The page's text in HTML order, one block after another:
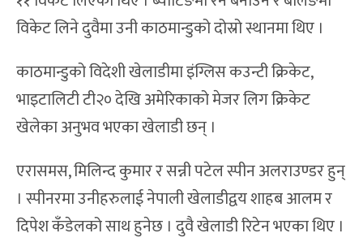
विकेट लिने दुवैमा उनी काठमान्डुको दोस्रो स्थानमा थिए ।
काठमान्डुको विदेशी खेलाडीमा इंग्लिस कउन्टी क्रिकेट,
भाइटालिटी टी२० देखि अमेरिकाको मेजर लिग क्रिकेट
खेलेका अनुभव भएका खेलाडी छन् ।
एरासमस, मिलिन्द कुमार र सन्नी पटेल स्पीन अलराउण्डर हुन्
। स्पीनरमा उनीहरुलाई नेपाली खेलाडीद्वय शाहब आलम र
दिपेश कँडेलको साथ हुनेछ । दुवै खेलाडी रिटेन भएका थिए ।